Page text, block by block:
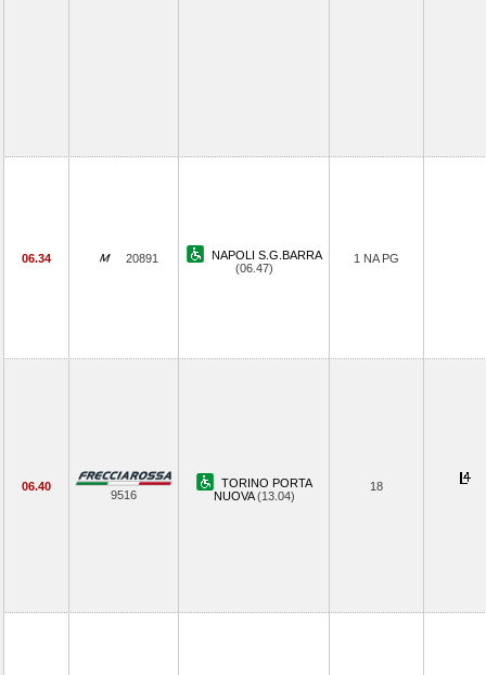
06.34 20891
NAPOLI S.G.BARRA
(06.47)
1 NA PG
06.40
9516
TORINO PORTA
NUOVA(13.04)
18